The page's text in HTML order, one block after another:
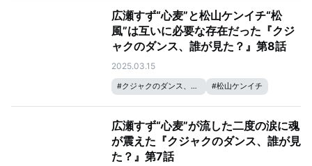
広瀬すず“心麦”と松山ケンイチ“松
風”は互いに必要な存在だった『クジ
ャクのダンス、誰が見た？』第8話
2025.03.15
#クジャクのダンス、誰が見た？ #松山ケンイチ
広瀬すず“心麦”が流した二度の涙に魂
が震えた『クジャクのダンス、誰が見
た？』第7話